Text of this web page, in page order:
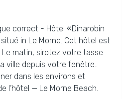
correct - Hôtel «Dinarobin
in Le Morne. Cet hôtel est
matin, sirotez votre tasse
ville depuis votre fenêtre..
dans les environs et
l’hôtel — Le Morne Beach.